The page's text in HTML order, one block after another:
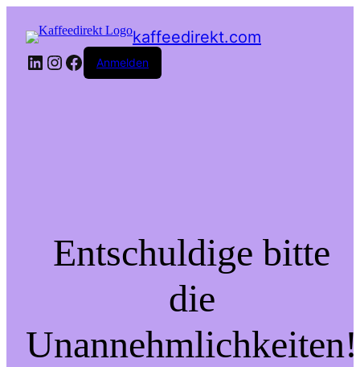
kaffeedirekt.com
LinkedIn
Instagram
Facebook
Anmelden
Entschuldige bitte
die
Unannehmlichkeiten!